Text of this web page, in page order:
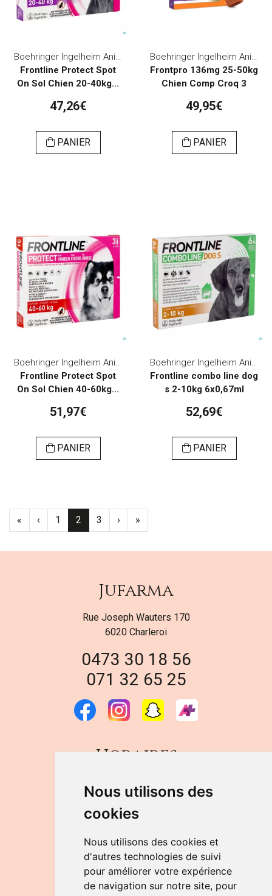
Nous utilisons des
cookies
Nous utilisons des cookies et
d'autres technologies de suivi
pour améliorer votre expérience
de navigation sur notre site, pour
Boehringer Ingelheim Animal Health Belgium
Frontline Protect Spot
On Sol Chien 20-40kg...
47,26€
PANIER
Boehringer Ingelheim Animal Health Belgium
Frontpro 136mg 25-50kg
Chien Comp Croq 3
49,95€
PANIER
Boehringer Ingelheim Animal Health Belgium
Frontline Protect Spot
On Sol Chien 40-60kg...
51,97€
PANIER
Boehringer Ingelheim Animal Health Belgium
Frontline combo line dog
s 2-10kg 6x0,67ml
52,69€
PANIER
« ‹ 1 2 3 › »
Jufarma
Rue Joseph Wauters 170
6020 Charleroi
0473 30 18 56
071 32 65 25
Horaires
DU LUNDI AU VENDREDI
de 9h à 12h30 et de 14h à 18h
LE SAMEDI
de 9h à 12h30
NOUS CONTACTER